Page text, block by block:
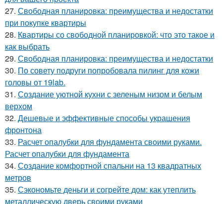
27. Свободная планировка: преимущества и недостатки
при покупке квартиры
28. Квартиры со свободной планировкой: что это такое и
как выбрать
29. Свободная планировка: преимущества и недостатки
30. По совету подруги попробовала пилинг для кожи
головы от 19lab.
31. Создание уютной кухни с зеленым низом и белым
верхом
32. Дешевые и эффективные способы украшения
фронтона
33. Расчет опалубки для фундамента своими руками.
Расчет опалубки для фундамента
34. Создание комфортной спальни на 13 квадратных
метров
35. Сэкономьте деньги и согрейте дом: как утеплить
металлическую дверь своими руками